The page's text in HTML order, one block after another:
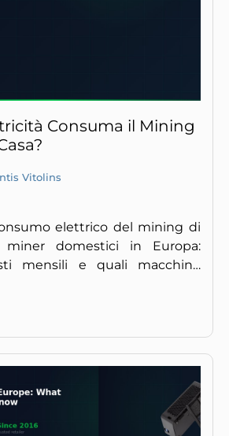
Consuma il Mining
Vitolins
elettrico del mining di
domestici in Europa:
mensili e quali macchine